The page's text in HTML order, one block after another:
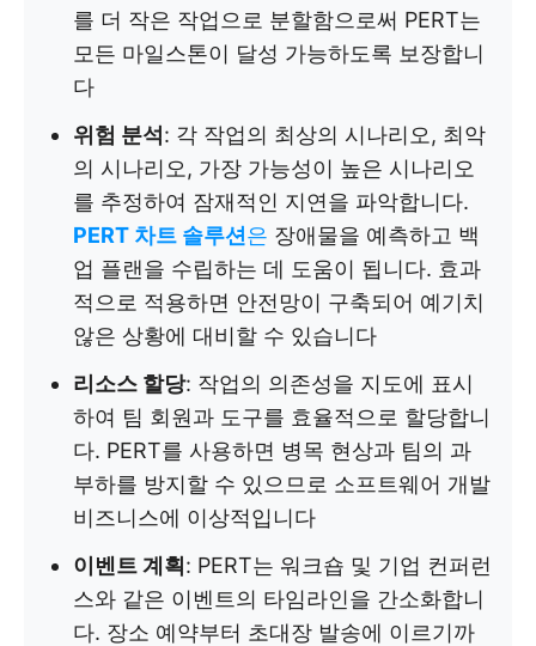
를 더 작은 작업으로 분할함으로써 PERT는
모든 마일스톤이 달성 가능하도록 보장합니
다
위험 분석: 각 작업의 최상의 시나리오, 최악
의 시나리오, 가장 가능성이 높은 시나리오
를 추정하여 잠재적인 지연을 파악합니다.
PERT 차트 솔루션은 장애물을 예측하고 백
업 플랜을 수립하는 데 도움이 됩니다. 효과
적으로 적용하면 안전망이 구축되어 예기치
않은 상황에 대비할 수 있습니다
리소스 할당: 작업의 의존성을 지도에 표시
하여 팀 회원과 도구를 효율적으로 할당합니
다. PERT를 사용하면 병목 현상과 팀의 과
부하를 방지할 수 있으므로 소프트웨어 개발
비즈니스에 이상적입니다
이벤트 계획: PERT는 워크숍 및 기업 컨퍼런
스와 같은 이벤트의 타임라인을 간소화합니
다. 장소 예약부터 초대장 발송에 이르기까